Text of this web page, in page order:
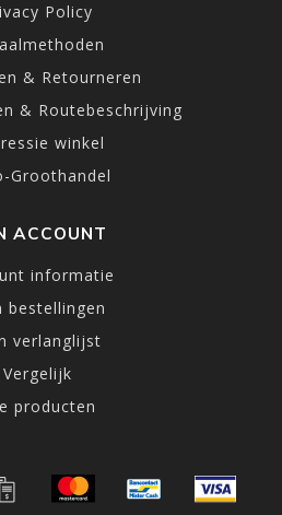
Policy
& Retourneren
& Routebeschrijving
winkel
Groothandel
ACCOUNT
informatie
bestellingen
verlanglijst
Vergelijk
producten